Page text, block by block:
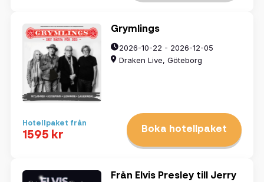
Grymlings
2026-10-22 - 2026-12-05
Draken Live, Göteborg
Hotellpaket från
1595 kr Boka hotellpaket
Från Elvis Presley till Jerry